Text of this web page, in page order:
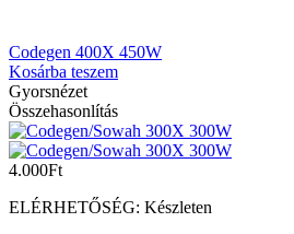
Codegen 400X 450W
Kosárba teszem
Gyorsnézet
Összehasonlítás
4.000Ft
ELÉRHETŐSÉG: Készleten